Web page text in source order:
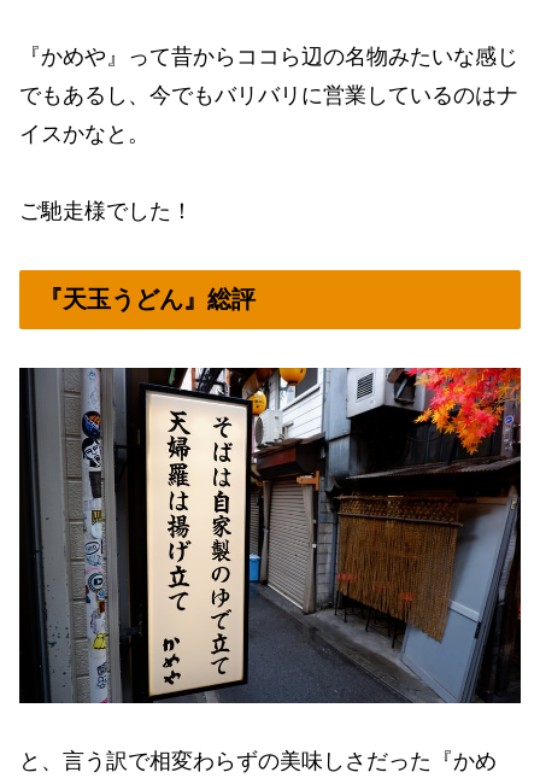
『かめや』って昔からココら辺の名物みたいな感じ
でもあるし、今でもバリバリに営業しているのはナ
イスかなと。
ご馳走様でした！
『天玉うどん』総評
と、言う訳で相変わらずの美味しさだった『かめ